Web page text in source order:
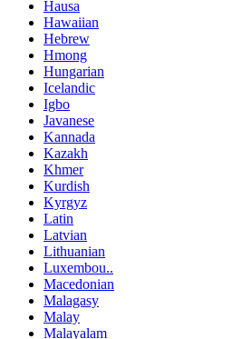
Hausa
Hawaiian
Hebrew
Hmong
Hungarian
Icelandic
Igbo
Javanese
Kannada
Kazakh
Khmer
Kurdish
Kyrgyz
Latin
Latvian
Lithuanian
Luxembou..
Macedonian
Malagasy
Malay
Malayalam